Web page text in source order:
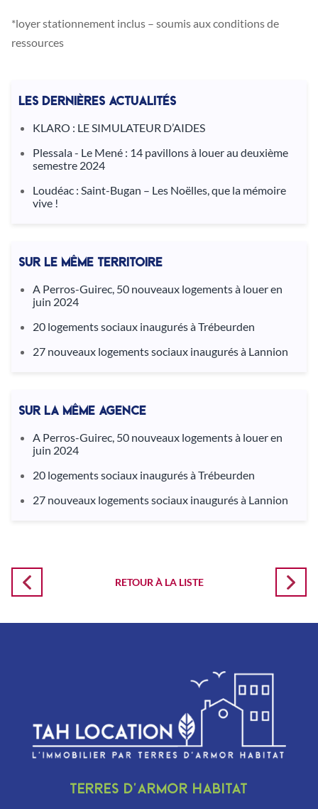
*loyer stationnement inclus – soumis aux conditions de
ressources
LES DERNIÈRES ACTUALITÉS
KLARO : LE SIMULATEUR D’AIDES
Plessala - Le Mené : 14 pavillons à louer au deuxième
semestre 2024
Loudéac : Saint-Bugan – Les Noëlles, que la mémoire
vive !
SUR LE MÊME TERRITOIRE
A Perros-Guirec, 50 nouveaux logements à louer en
juin 2024
20 logements sociaux inaugurés à Trébeurden
27 nouveaux logements sociaux inaugurés à Lannion
SUR LA MÊME AGENCE
A Perros-Guirec, 50 nouveaux logements à louer en
juin 2024
20 logements sociaux inaugurés à Trébeurden
27 nouveaux logements sociaux inaugurés à Lannion
RETOUR À LA LISTE
Terres d’Armor Habitat